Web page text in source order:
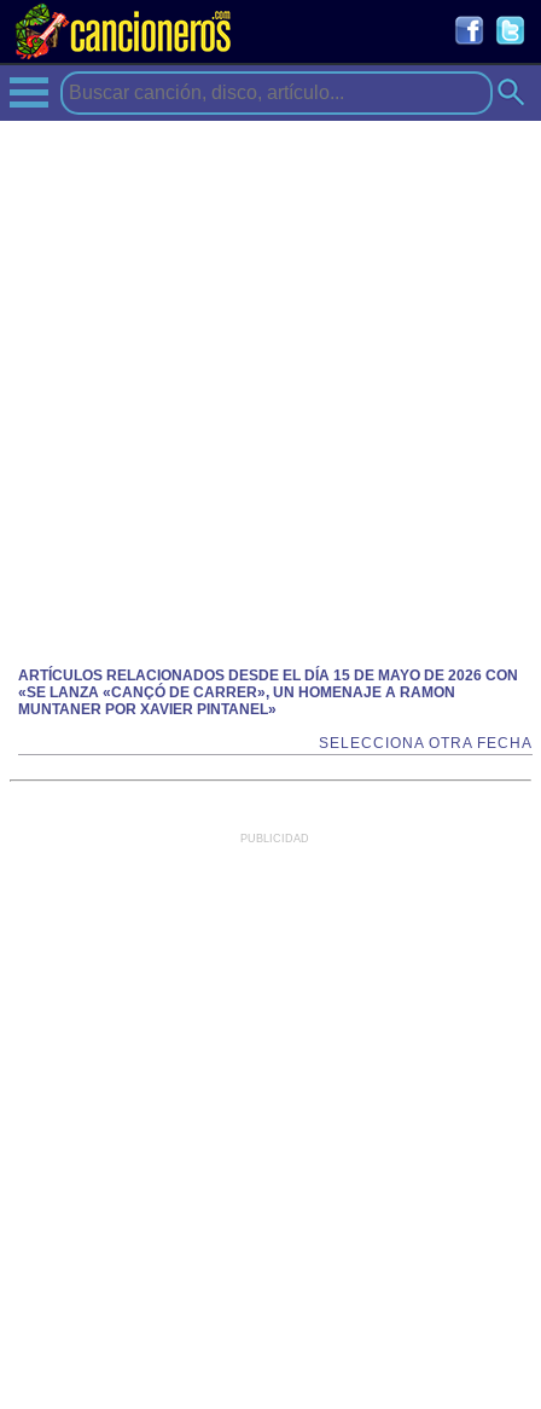
ARTÍCULOS RELACIONADOS DESDE EL DÍA 15 DE MAYO DE 2026 CON
«SE LANZA «CANÇÓ DE CARRER», UN HOMENAJE A RAMON
MUNTANER POR XAVIER PINTANEL»
SELECCIONA OTRA FECHA
PUBLICIDAD